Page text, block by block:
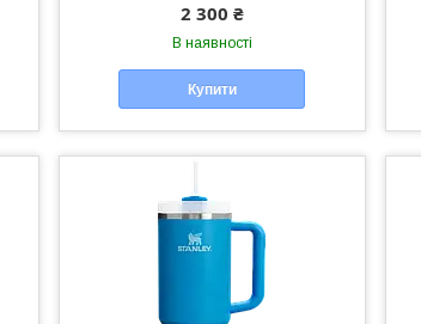
2 300 ₴
В наявності
Купити